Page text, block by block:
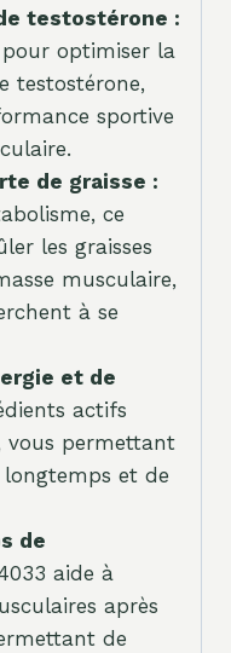
testostérone :
optimiser la
testostérone,
sportive
de graisse :
ce
les graisses
musculaire,
à se
et de
actifs
vous permettant
et de
de
aide à
après
de